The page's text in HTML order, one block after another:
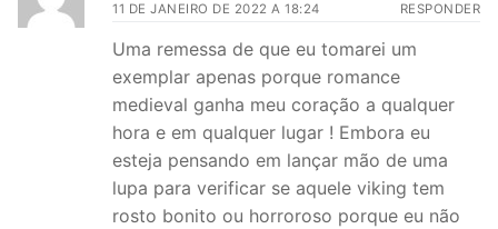
11 DE JANEIRO DE 2022 A 18:24 RESPONDER
Uma remessa de que eu tomarei um
exemplar apenas porque romance
medieval ganha meu coração a qualquer
hora e em qualquer lugar ! Embora eu
esteja pensando em lançar mão de uma
lupa para verificar se aquele viking tem
rosto bonito ou horroroso porque eu não